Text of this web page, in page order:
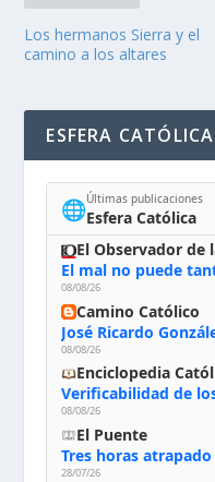
Los hermanos Sierra y el
camino a los altares
ESFERA CATÓLICA
🌐Últimas publicaciones
Esfera Católica
El Observador de
El mal no puede
08/08/26
Camino Católico
08/08/26
Enciclopedia
Verificabilidad de
08/08/26
El Puente
Tres horas
28/07/26